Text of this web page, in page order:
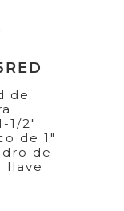
de
1/2"
de 1"
de
llave